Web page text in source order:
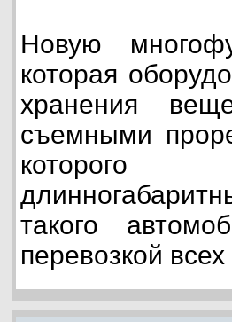
Новую
которая
хранения
съемными
которого
такого
перевозкой